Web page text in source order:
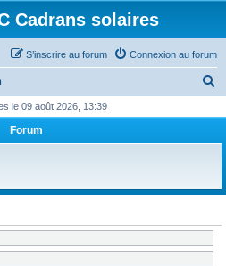
Cadrans solaires
Connexion au forum
S’inscrire au forum
h
r
le 09 août 2026, 13:39
Forum